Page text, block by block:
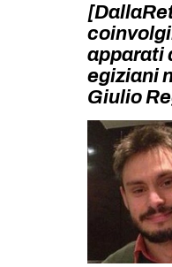
apparati
egiziani
Giulio